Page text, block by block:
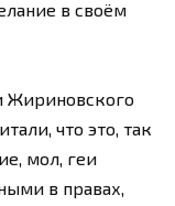
в своём
Жириновского
что это, так
мол, геи
в правах,